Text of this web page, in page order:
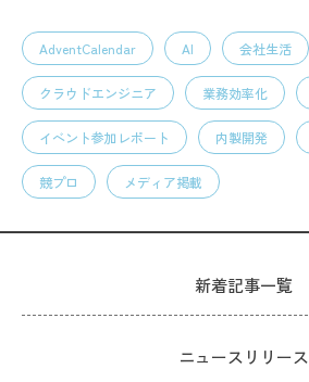
AdventCalendar AI 会社生活
クラウドエンジニア 業務効率化
イベント参加レポート 内製開発
競プロ メディア掲載
新着記事一覧
ニュースリリース